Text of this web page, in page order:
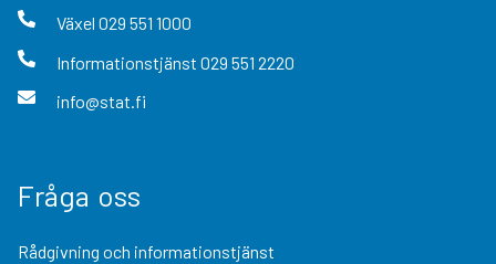
Växel 029 551 1000
Informationstjänst 029 551 2220
info@stat.fi
Fråga oss
Rådgivning och informationstjänst